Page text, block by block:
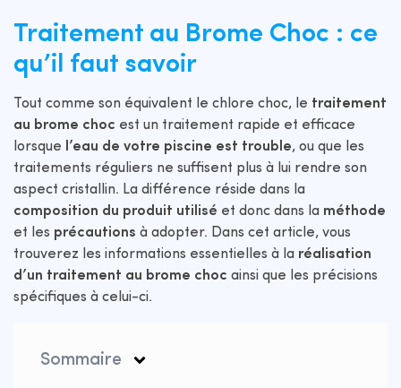
Traitement au Brome Choc : ce
qu’il faut savoir
Tout comme son équivalent le chlore choc, le traitement
au brome choc est un traitement rapide et efficace
lorsque l’eau de votre piscine est trouble, ou que les
traitements réguliers ne suffisent plus à lui rendre son
aspect cristallin. La différence réside dans la
composition du produit utilisé et donc dans la méthode
et les précautions à adopter. Dans cet article, vous
trouverez les informations essentielles à la réalisation
d’un traitement au brome choc ainsi que les précisions
spécifiques à celui-ci.
Sommaire